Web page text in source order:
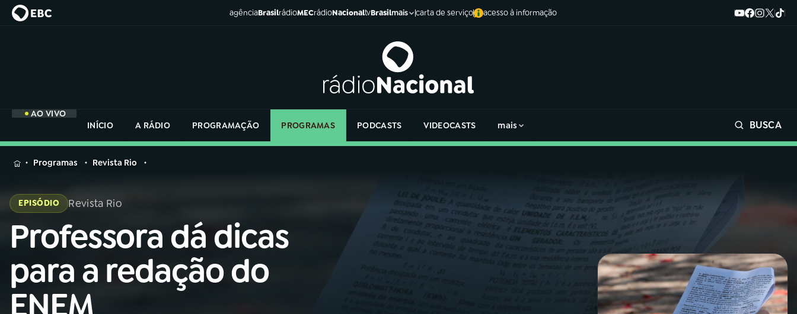
agênciaBrasilrádioMECrádioNacionaltvBrasilmais carta de serviço acesso à informação
AO VIVO
INÍCIO
A RÁDIO PROGRAMAÇÃO PROGRAMAS PODCASTS VIDEOCASTS mais BUSCA
MENU
Buscar
na
Rádio
Nacional
01 INÍCIO
na
Rádio
Programas Revista Rio
EPISÓDIO Revista Rio
Professora dá dicas
para a redação do
ENEM